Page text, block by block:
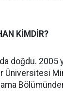
KİMDİR?
doğdu. 2005
Üniversitesi